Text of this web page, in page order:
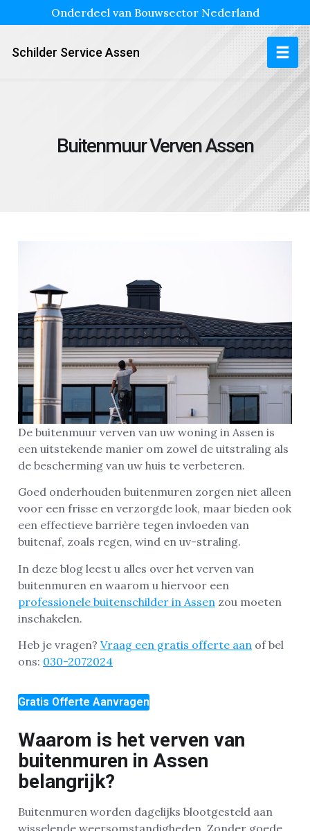
Onderdeel van Bouwsector Nederland
Schilder Service Assen
Buitenmuur Verven Assen
De buitenmuur verven van uw woning in Assen is
een uitstekende manier om zowel de uitstraling als
de bescherming van uw huis te verbeteren.
Goed onderhouden buitenmuren zorgen niet alleen
voor een frisse en verzorgde look, maar bieden ook
een effectieve barrière tegen invloeden van
buitenaf, zoals regen, wind en uv-straling.
In deze blog leest u alles over het verven van
buitenmuren en waarom u hiervoor een
professionele buitenschilder in Assen zou moeten
inschakelen.
Heb je vragen? Vraag een gratis offerte aan of bel
ons: 030-2072024
Gratis Offerte Aanvragen
Waarom is het verven van
buitenmuren in Assen
belangrijk?
Buitenmuren worden dagelijks blootgesteld aan
wisselende weersomstandigheden. Zonder goede